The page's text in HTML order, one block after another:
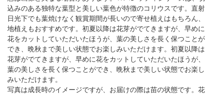
込みのある独特な葉型と美しい葉色が特徴のコリウスです。直射
日光下でも葉焼けなく観賞期間が長いので寄せ植えはもちろん、
地植えもおすすめです。初夏以降は花芽がでてきますが、早めに
花をカットしていただいたほうが、葉の美しさを長く保つことが
でき、晩秋まで美しい状態でお楽しみいただけます。初夏以降は
花芽がでてきますが、早めに花をカットしていただいたほうが、
葉の美しさを長く保つことができ、晩秋まで美しい状態でお楽し
みいただけます。
写真は成長時のイメージですが、お届けの際は苗の状態です。花